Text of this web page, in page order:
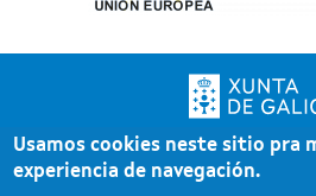
Xunta de Galicia. Información mantida e
Pé Atención á cidadanía
Usamos cookies neste sitio pra
experiencia de navegación.